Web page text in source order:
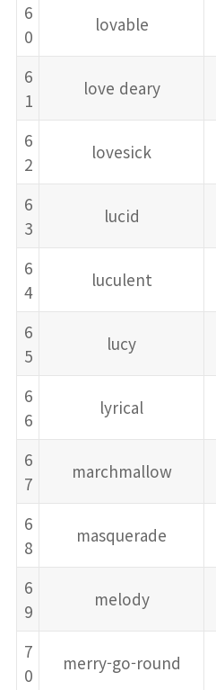
6
0
lovable
6
1
love deary
6
2
lovesick
6
3
lucid
6
4
luculent
6
5
lucy
6
6
lyrical
6
7
marchmallow
6
8
masquerade
6
9
melody
7
0
merry-go-round